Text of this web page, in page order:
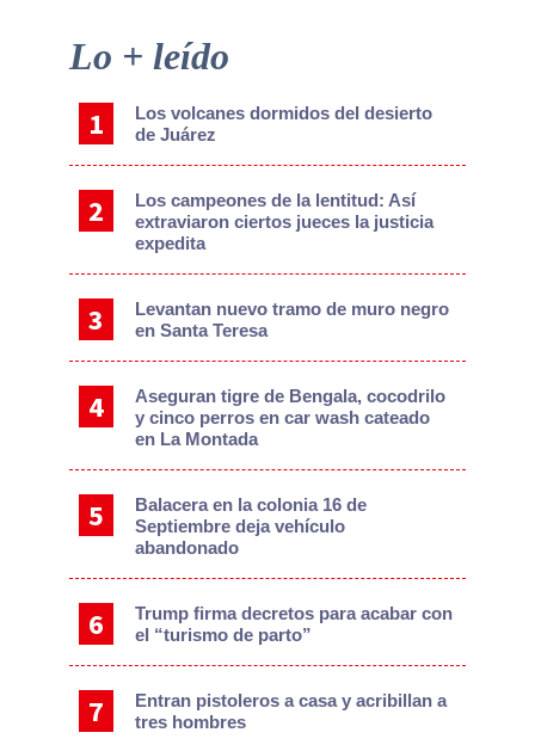
Primary
Lo + leído
Los volcanes dormidos del desierto
de Juárez
Los campeones de la lentitud: Así
extraviaron ciertos jueces la justicia
expedita
Levantan nuevo tramo de muro negro
en Santa Teresa
Aseguran tigre de Bengala, cocodrilo
y cinco perros en car wash cateado
en La Montada
Balacera en la colonia 16 de
Septiembre deja vehículo
abandonado
Trump firma decretos para acabar con
el “turismo de parto”
Entran pistoleros a casa y acribillan a
tres hombres